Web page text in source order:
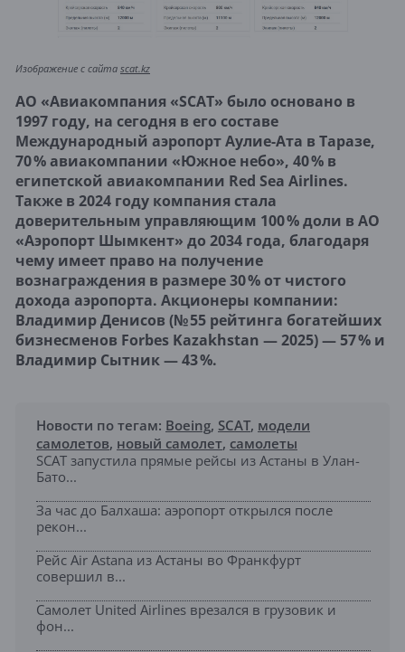
Изображение с сайта scat.kz
АО «Авиакомпания «SСАТ» было основано в
1997 году, на сегодня в его составе
Международный аэропорт Аулие-Ата в Таразе,
70 % авиакомпании «Южное небо», 40 % в
египетской авиакомпании Red Sea Airlines.
Также в 2024 году компания стала
доверительным управляющим 100 % доли в АО
«Аэропорт Шымкент» до 2034 года, благодаря
чему имеет право на получение
вознаграждения в размере 30 % от чистого
дохода аэропорта. Акционеры компании:
Владимир Денисов (№ 55 рейтинга богатейших
бизнесменов Forbes Kazakhstan — 2025) — 57 % и
Владимир Сытник — 43 %.
Новости по тегам: Boeing, SCAT, модели
самолетов, новый самолет, самолеты
SCAT запустила прямые рейсы из Астаны в Улан-
Бато...
За час до Балхаша: аэропорт открылся после
рекон...
Рейс Air Astana из Астаны во Франкфурт
совершил в...
Самолет United Airlines врезался в грузовик и
фон...